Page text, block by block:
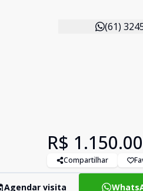
(61)
R$
Compartilhar
Agendar visita